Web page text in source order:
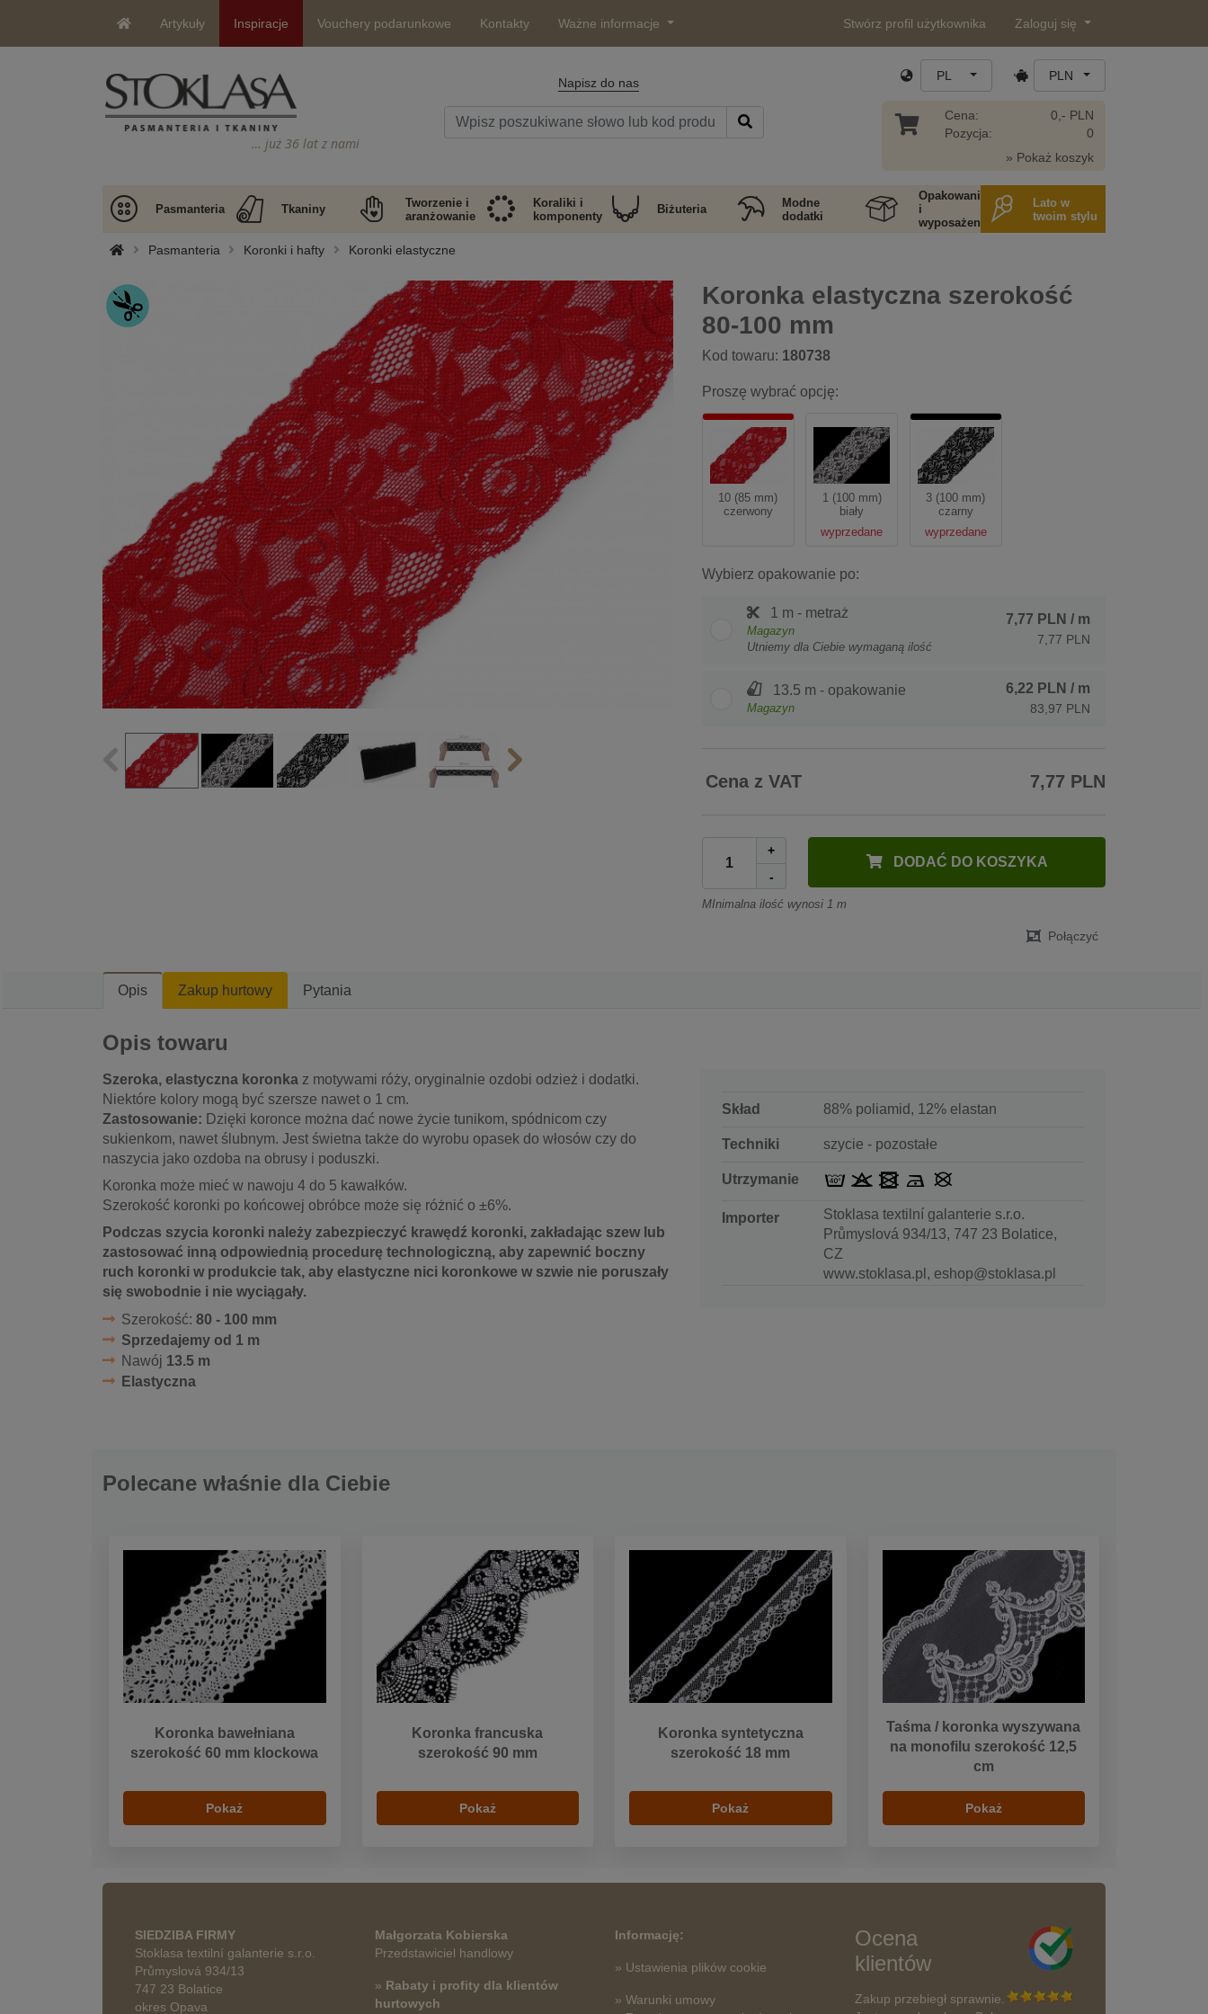
Artykuły Inspiracje Vouchery podarunkowe Kontakty Ważne informacje Stwórz profil użytkownika Zaloguj się
… już 36 lat z nami
Napisz do nas PL PLN
Cena:
Pozycja:
0,- PLN
0
» Pokaż koszyk
Pasmanteria Tkaniny
Tworzenie i
aranżowanie
Koraliki i
komponenty
Biżuteria
Modne
dodatki
Opakowania
i
wyposażenie
Lato w
twoim stylu
Pasmanteria Koronki i hafty Koronki elastyczne
Koronka elastyczna szerokość
80-100 mm
Kod towaru: 180738
Proszę wybrać opcję:
10 (85 mm)
czerwony
1 (100 mm)
biały
wyprzedane
3 (100 mm)
czarny
wyprzedane
Wybierz opakowanie po:
1 m - metraż
Magazyn
Utniemy dla Ciebie wymaganą ilość
7,77 PLN / m
7,77 PLN
13.5 m - opakowanie
Magazyn
6,22 PLN / m
83,97 PLN
Cena z VAT 7,77 PLN
+
-
DODAĆ DO KOSZYKA
MInimalna ilość wynosi 1 m
Połączyć
Opis Zakup hurtowy Pytania
Opis towaru
Szeroka, elastyczna koronka z motywami róży, oryginalnie ozdobi odzież i dodatki.
Niektóre kolory mogą być szersze nawet o 1 cm.
Zastosowanie: Dzięki koronce można dać nowe życie tunikom, spódnicom czy
sukienkom, nawet ślubnym. Jest świetna także do wyrobu opasek do włosów czy do
naszycia jako ozdoba na obrusy i poduszki.
Koronka może mieć w nawoju 4 do 5 kawałków.
Szerokość koronki po końcowej obróbce może się różnić o ±6%.
Podczas szycia koronki należy zabezpieczyć krawędź koronki, zakładając szew lub
zastosować inną odpowiednią procedurę technologiczną, aby zapewnić boczny
ruch koronki w produkcie tak, aby elastyczne nici koronkowe w szwie nie poruszały
się swobodnie i nie wyciągały.
Szerokość: 80 - 100 mm
Sprzedajemy od 1 m
Nawój 13.5 m
Elastyczna
Skład 88% poliamid, 12% elastan
Techniki szycie - pozostałe
Utrzymanie
Importer
Stoklasa textilní galanterie s.r.o.
Průmyslová 934/13, 747 23 Bolatice,
CZ
www.stoklasa.pl, eshop@stoklasa.pl
Polecane właśnie dla Ciebie
Koronka bawełniana
szerokość 60 mm klockowa
Pokaż
Koronka francuska
szerokość 90 mm
Pokaż
Koronka syntetyczna
szerokość 18 mm
Pokaż
Taśma / koronka wyszywana
na monofilu szerokość 12,5
cm
Pokaż
SIEDZIBA FIRMY
Stoklasa textilní galanterie s.r.o.
Průmyslová 934/13
747 23 Bolatice
okres Opava
Małgorzata Kobierska
Przedstawiciel handlowy
» Rabaty i profity dla klientów
hurtowych
Informację:
» Ustawienia plików cookie
» Warunki umowy
Ocena
klientów
Zakup przebiegł sprawnie.